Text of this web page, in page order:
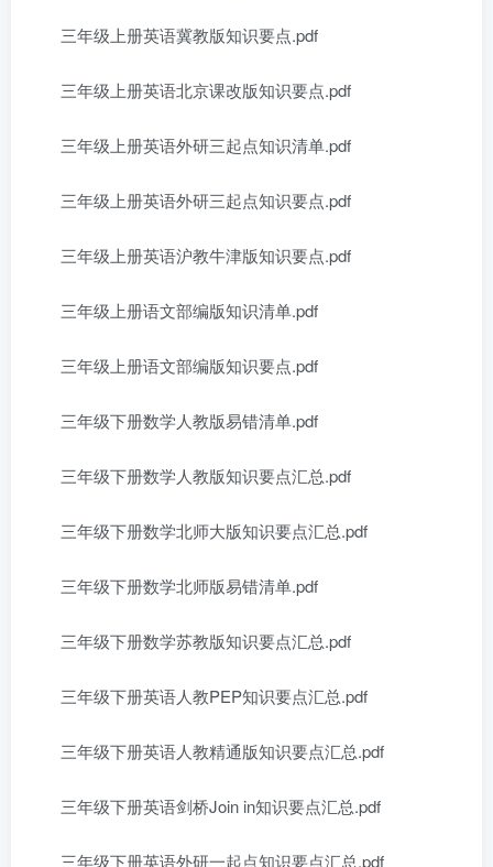
三年级上册英语冀教版知识要点.pdf
三年级上册英语北京课改版知识要点.pdf
三年级上册英语外研三起点知识清单.pdf
三年级上册英语外研三起点知识要点.pdf
三年级上册英语沪教牛津版知识要点.pdf
三年级上册语文部编版知识清单.pdf
三年级上册语文部编版知识要点.pdf
三年级下册数学人教版易错清单.pdf
三年级下册数学人教版知识要点汇总.pdf
三年级下册数学北师大版知识要点汇总.pdf
三年级下册数学北师版易错清单.pdf
三年级下册数学苏教版知识要点汇总.pdf
三年级下册英语人教PEP知识要点汇总.pdf
三年级下册英语人教精通版知识要点汇总.pdf
三年级下册英语剑桥Join in知识要点汇总.pdf
三年级下册英语外研一起点知识要点汇总.pdf